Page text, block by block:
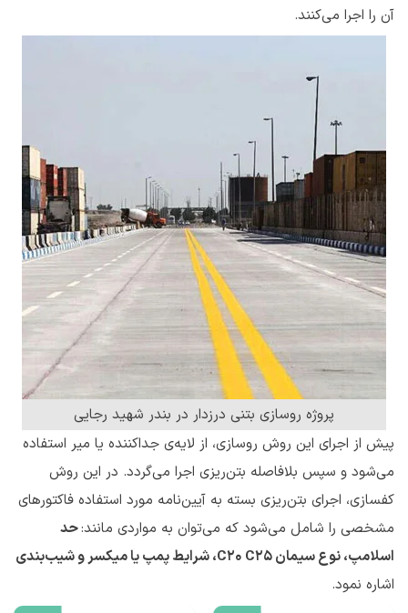
آن را اجرا می‌کنند.
پروژه روسازی بتنی درزدار در بندر شهید رجایی
پیش از اجرای این روش روسازی، از لایه‌ی جداکننده یا میر استفاده
می‌شود و سپس بلافاصله بتن‌ریزی اجرا می‌گردد. در این روش
کفسازی، اجرای بتن‌ریزی بسته به آیین‌نامه مورد استفاده فاکتورهای
مشخصی را شامل می‌شود که می‌توان به مواردی مانند:حد
اسلامپ، نوع سیمان C20 C25، شرایط پمپ یا میکسر و شیب‌بندی
اشاره نمود.